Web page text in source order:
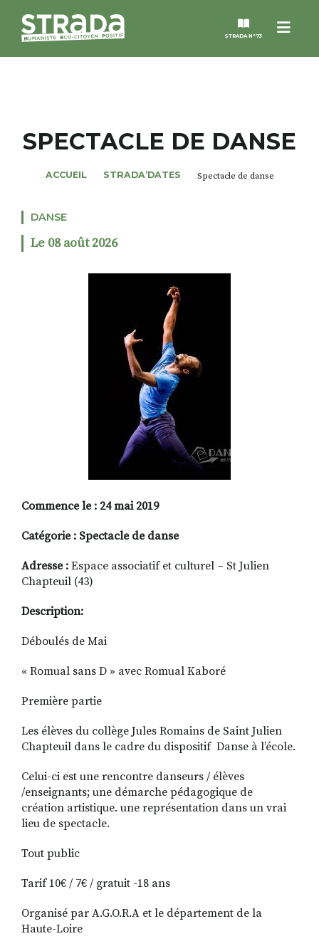
Menu
STRADA N°73
MAGAZINES
NOS THÈMES
STRADA’DATES
RECHERCHER
S'ABONNER
S'INSCRIRE À LA NEWSLETTER
FACEBOOKINSTAGRAM
SPECTACLE DE DANSE
ACCUEIL STRADA’DATES Spectacle de danse
DANSE
Le 08 août 2026
Commence le : 24 mai 2019
Catégorie : Spectacle de danse
Adresse : Espace associatif et culturel – St Julien
Chapteuil (43)
Description:
Déboulés de Mai
« Romual sans D » avec Romual Kaboré
Première partie
Les élèves du collège Jules Romains de Saint Julien
Chapteuil dans le cadre du dispositif Danse à l’école.
Celui-ci est une rencontre danseurs / élèves
/enseignants; une démarche pédagogique de
création artistique. une représentation dans un vrai
lieu de spectacle.
Tout public
Tarif 10€ / 7€ / gratuit -18 ans
Organisé par A.G.O.R.A et le département de la
Haute-Loire